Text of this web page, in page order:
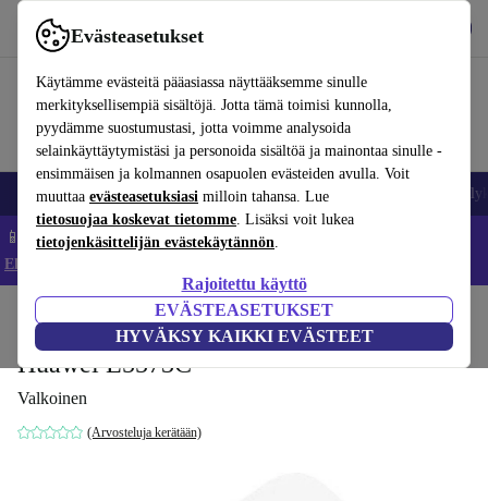
Evästeasetukset
Käytämme evästeitä pääasiassa näyttääksemme sinulle
merkityksellisempiä sisältöjä. Jotta tämä toimisi kunnolla,
pyydämme suostumustasi, jotta voimme analysoida
selainkäyttäytymistäsi ja personoida sisältöä ja mainontaa sinulle -
ensimmäisen ja kolmannen osapuolen evästeiden avulla. Voit
muuttaa evästeasetuksiasi milloin tahansa. Lue
tietosuojaa koskevat tietomme. Lisäksi voit lukea
tietojenkäsittelijän evästekäytännön.
Rajoitettu käyttö
EVÄSTEASETUKSET
HYVÄKSY KAIKKI EVÄSTEET
Käytä refurbed-palvelua nopeasti ja helposti
Matkapuhelimet ja älypuhelimet Kannettavat tietokoneet
📱 Säästä 5 % LISÄÄ iPhoneista – Koodi: IPHONEDEAL –
Ehdot ja säännöt
Tarvikkeet Tietokonetarvikkeet
Huawei E5573C
Valkoinen
(Arvosteluja kerätään)